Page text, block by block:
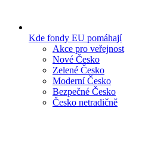
Kde fondy EU pomáhají
Akce pro veřejnost
Nové Česko
Zelené Česko
Moderní Česko
Bezpečné Česko
Česko netradičně